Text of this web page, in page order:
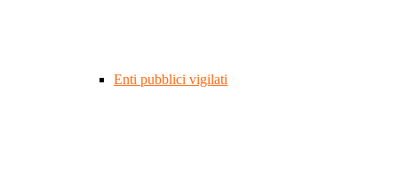
Enti pubblici vigilati